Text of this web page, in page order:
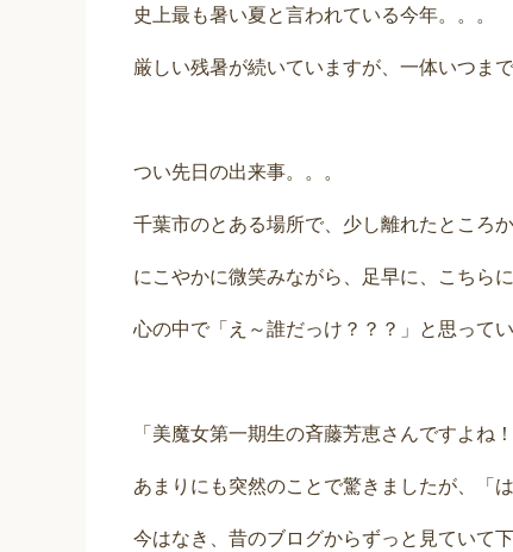
史上最も暑い夏と言われている今年。。。
厳しい残暑が続いていますが、一体いつま
つい先日の出来事。。。
千葉市のとある場所で、少し離れたところ
にこやかに微笑みながら、足早に、こちら
心の中で「え～誰だっけ？？？」と思ってい
「美魔女第一期生の斉藤芳恵さんですよね
あまりにも突然のことで驚きましたが、「
今はなき、昔のブログからずっと見ていて